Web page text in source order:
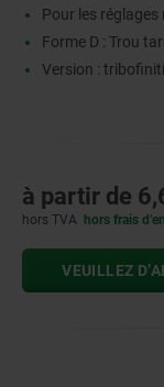
Pour les
Forme D : Trou
Version :
à partir de
hors TVA hors frais
VEUILLEZ